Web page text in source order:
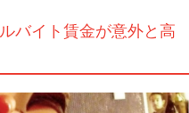
バイト賃金が意外と高